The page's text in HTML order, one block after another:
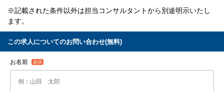
※記載された条件以外は担当コンサルタントから別途明示いたし
ます。
この求人についてのお問い合わせ(無料)
お名前